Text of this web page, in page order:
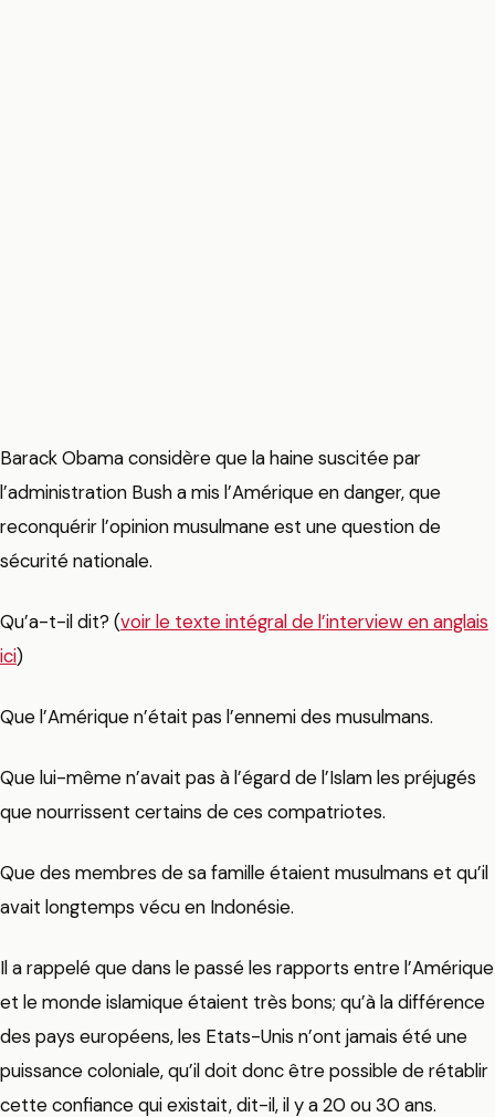
Barack Obama considère que la haine suscitée par
l’administration Bush a mis l’Amérique en danger, que
reconquérir l’opinion musulmane est une question de
sécurité nationale.
Qu’a-t-il dit? (voir le texte intégral de l’interview en anglais
ici)
Que l’Amérique n’était pas l’ennemi des musulmans.
Que lui-même n’avait pas à l’égard de l’Islam les préjugés
que nourrissent certains de ces compatriotes.
Que des membres de sa famille étaient musulmans et qu’il
avait longtemps vécu en Indonésie.
Il a rappelé que dans le passé les rapports entre l’Amérique
et le monde islamique étaient très bons; qu’à la différence
des pays européens, les Etats-Unis n’ont jamais été une
puissance coloniale, qu’il doit donc être possible de rétablir
cette confiance qui existait, dit-il, il y a 20 ou 30 ans.